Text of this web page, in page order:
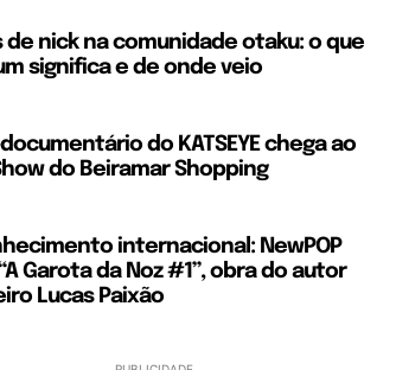
de nick na comunidade otaku: o que
significa e de onde veio
do KATSEYE chega ao
do Beiramar Shopping
internacional: NewPOP
Garota da Noz #1”, obra do autor
Lucas Paixão